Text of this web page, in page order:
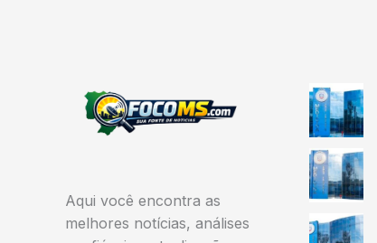
Aqui você encontra as
melhores notícias, análises